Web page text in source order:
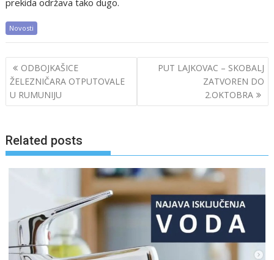
prekida održava tako dugo.
Novosti
Post
navigation
ODBOJKAŠICE
ŽELEZNIČARA OTPUTOVALE
U RUMUNIJU
PUT LAJKOVAC – SKOBALJ
ZATVOREN DO
2.OKTOBRA
Related posts